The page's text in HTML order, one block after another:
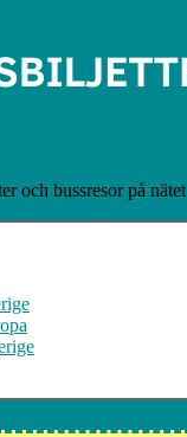
och bussresor på nätet